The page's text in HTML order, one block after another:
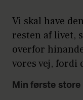
Vi skal have
resten af livet,
overfor
vores vej, fordi
Min første store